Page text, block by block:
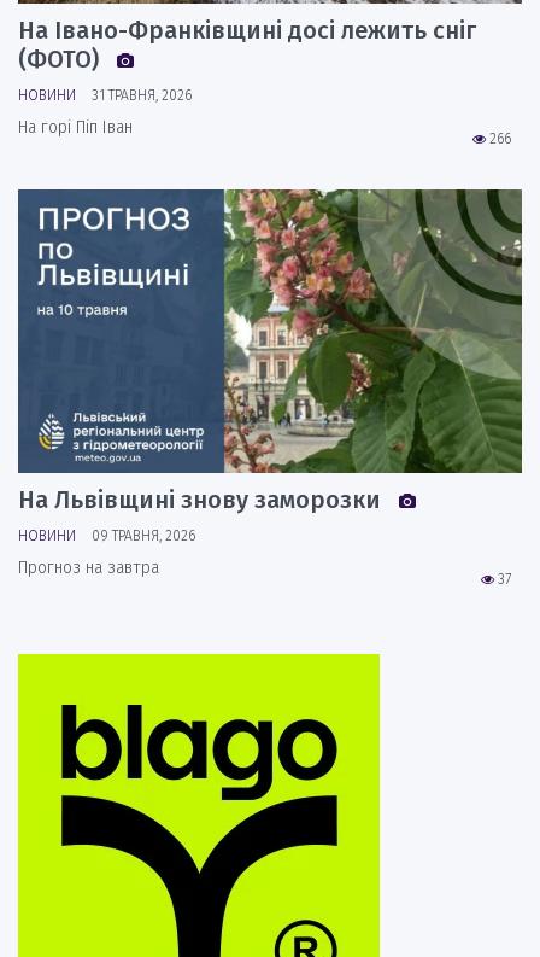
На Івано-Франківщині досі лежить сніг
(ФОТО)
НОВИНИ 31 ТРАВНЯ, 2026
266
На горі Піп Іван
На Львівщині знову заморозки
НОВИНИ 09 ТРАВНЯ, 2026
37
Прогноз на завтра